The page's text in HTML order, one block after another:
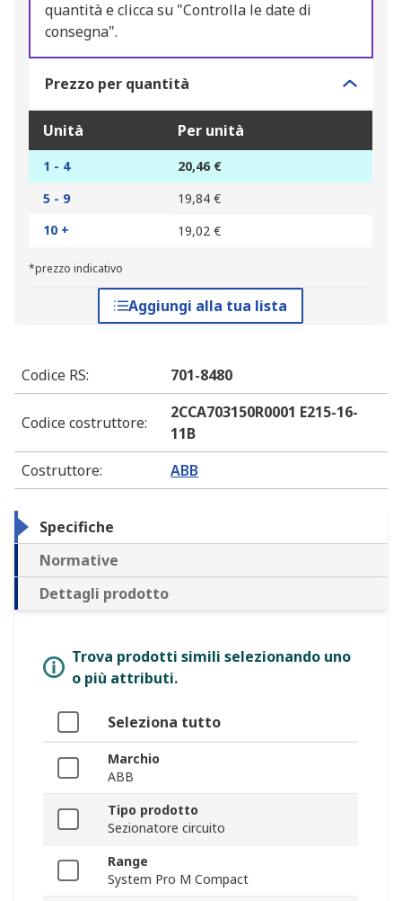
quantità e clicca su "Controlla le date di
consegna".
Prezzo per quantità
Unità Per unità
1 - 4
20,46 €
5 - 9
19,84 €
10 +
19,02 €
*prezzo indicativo
Aggiungi alla tua lista
Codice RS: 701-8480
Codice costruttore:
2CCA703150R0001 E215-16-
11B
Costruttore: ABB
Specifiche
Normative
Dettagli prodotto
Trova prodotti simili selezionando uno
o più attributi.
Seleziona tutto
Marchio
ABB
Tipo prodotto
Sezionatore circuito
Range
System Pro M Compact